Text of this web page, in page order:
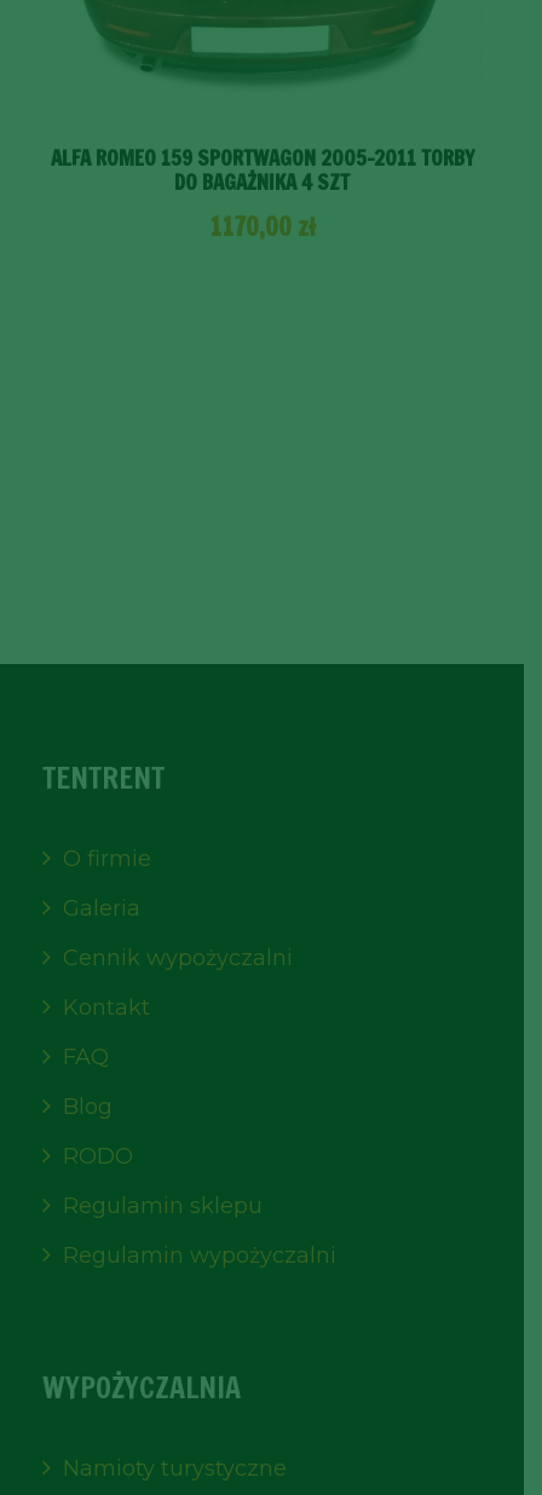
ALFA ROMEO 159 SPORTWAGON 2005-2011 TORBY
DO BAGAŻNIKA 4 SZT
1170,00 zł
TENTRENT
O firmie
Galeria
Cennik wypożyczalni
Kontakt
FAQ
Blog
RODO
Regulamin sklepu
Regulamin wypożyczalni
WYPOŻYCZALNIA
Namioty turystyczne